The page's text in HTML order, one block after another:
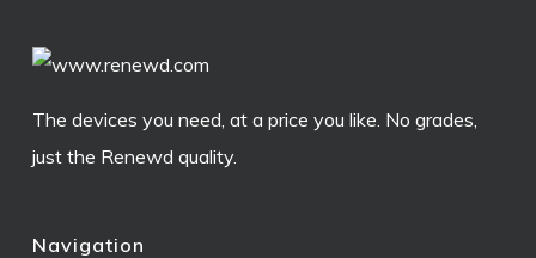
The devices you need, at a price you like. No grades,
just the Renewd quality.
Navigation